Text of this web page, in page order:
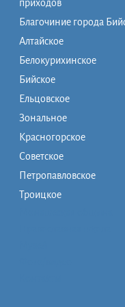
приходов
Благочиние города
Алтайское
Белокурихинское
Бийское
Ельцовское
Зональное
Красногорское
Советское
Петропавловское
Троицкое